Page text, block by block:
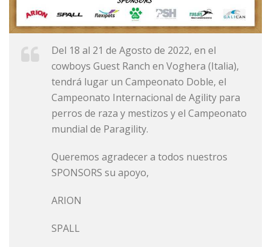
Del 18 al 21 de Agosto de 2022, en el
cowboys Guest Ranch en Voghera (Italia),
tendrá lugar un Campeonato Doble, el
Campeonato Internacional de Agility para
perros de raza y mestizos y el Campeonato
mundial de Paragility.
Queremos agradecer a todos nuestros
SPONSORS su apoyo,
ARION
SPALL